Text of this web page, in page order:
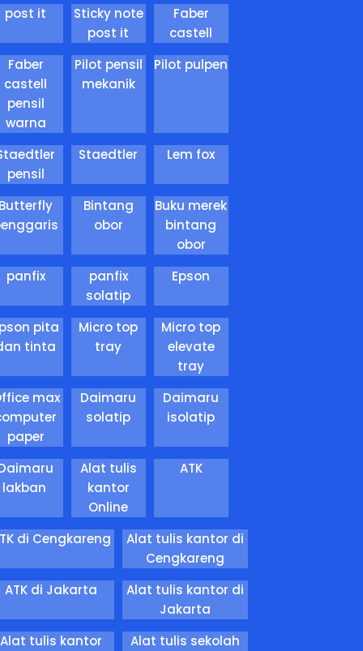
post it
Sticky note
post it
Faber
castell
Faber
castell
pensil
warna
Pilot pensil
mekanik
Pilot pulpen
pensil
Staedtler Lem fox
Bintang
obor
Buku merek
bintang
obor
panfix
panfix
solatip
Epson
pita
tinta
Micro top
tray
Micro top
elevate
tray
max
paper
Daimaru
solatip
Daimaru
isolatip
lakban
Alat tulis
kantor
Online
ATK
di Cengkareng
Alat tulis kantor di
Cengkareng
ATK di Jakarta
Alat tulis kantor di
Jakarta
Alat tulis kantor
Alat tulis sekolah